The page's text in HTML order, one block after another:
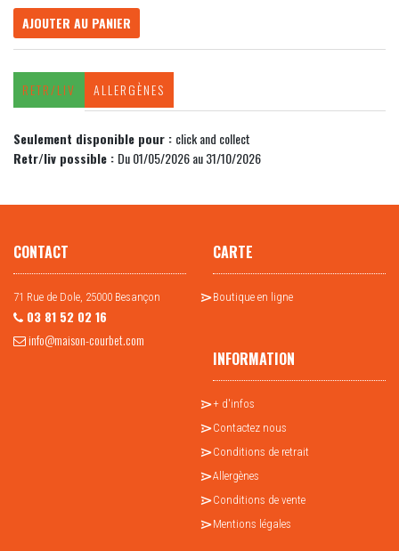
AJOUTER AU PANIER
RETR/LIV ALLERGÈNES
Seulement disponible pour : click and collect
Retr/liv possible : Du 01/05/2026 au 31/10/2026
CONTACT
71 Rue de Dole, 25000 Besançon
03 81 52 02 16
info@maison-courbet.com
CARTE
Boutique en ligne
INFORMATION
+ d'infos
Contactez nous
Conditions de retrait
Allergènes
Conditions de vente
Mentions légales